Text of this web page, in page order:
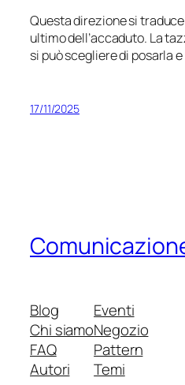
Questa direzione si
ultimo dell’accaduto. La
si può scegliere di posarla
17/11/2025
Blog
Chi siamo
FAQ
Autori
Eventi
Negozio
Pattern
Temi